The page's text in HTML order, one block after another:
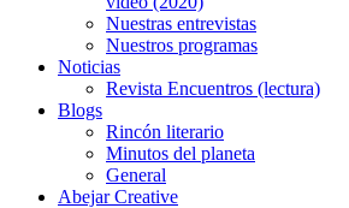
Nuestras entrevistas
Nuestros programas
Noticias
Revista Encuentros (lectura)
Blogs
Rincón literario
Minutos del planeta
General
Abejar Creative